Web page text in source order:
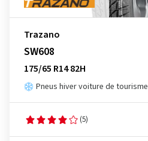
Trazano
SW608
175/65 R14 82H
Pneus hiver voiture de tourisme
(5)